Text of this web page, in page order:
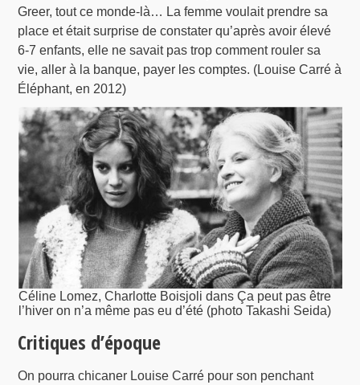
Greer, tout ce monde-là… La femme voulait prendre sa
place et était surprise de constater qu’après avoir élevé
6-7 enfants, elle ne savait pas trop comment rouler sa
vie, aller à la banque, payer les comptes. (Louise Carré à
Éléphant, en 2012)
Céline Lomez, Charlotte Boisjoli dans Ça peut pas être
l’hiver on n’a même pas eu d’été (photo Takashi Seida)
Critiques d’époque
On pourra chicaner Louise Carré pour son penchant